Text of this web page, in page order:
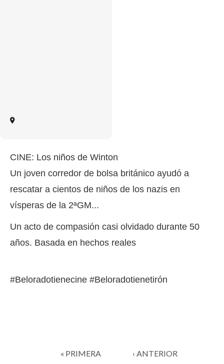
CINE: Los niños de Winton
Un joven corredor de bolsa británico ayudó a
rescatar a cientos de niños de los nazis en
vísperas de la 2ªGM...
Un acto de compasión casi olvidado durante 50
años. Basada en hechos reales
#Beloradotienecine #Beloradotienetirón
« PRIMERA ‹ ANTERIOR